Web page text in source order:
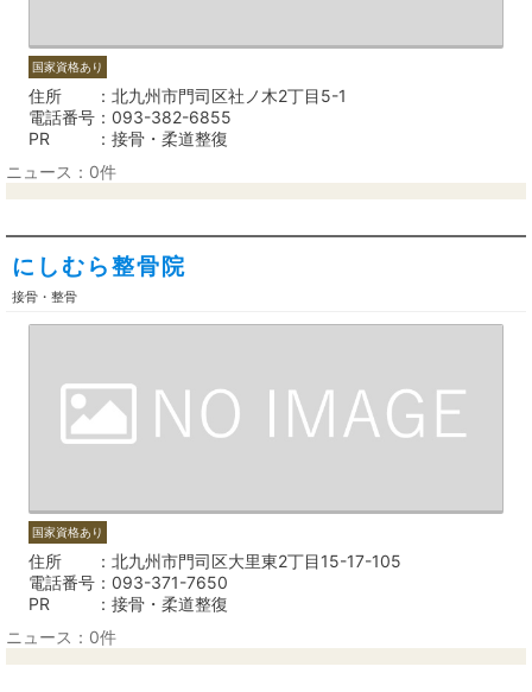
国家資格あり
住所
北九州市門司区社ノ木2丁目5-1
電話番号
093-382-6855
PR
接骨・柔道整復
ニュース：0件
にしむら整骨院
接骨・整骨
国家資格あり
住所
北九州市門司区大里東2丁目15-17-105
電話番号
093-371-7650
PR
接骨・柔道整復
ニュース：0件